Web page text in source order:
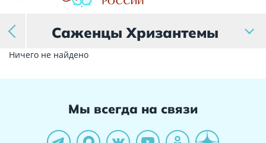
Саженцы Хризантемы
Ничего не найдено
Мы всегда на связи